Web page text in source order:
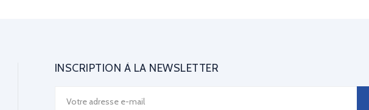
INSCRIPTION À LA NEWSLETTER